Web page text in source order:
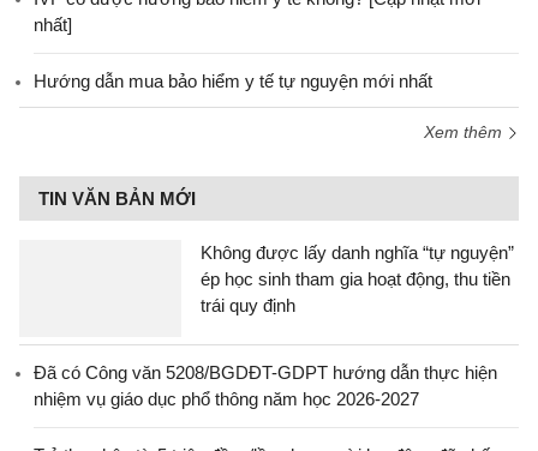
nhất]
Hướng dẫn mua bảo hiểm y tế tự nguyện mới nhất
Xem thêm
TIN VĂN BẢN MỚI
Không được lấy danh nghĩa “tự nguyện”
ép học sinh tham gia hoạt động, thu tiền
trái quy định
Đã có Công văn 5208/BGDĐT-GDPT hướng dẫn thực hiện
nhiệm vụ giáo dục phổ thông năm học 2026-2027